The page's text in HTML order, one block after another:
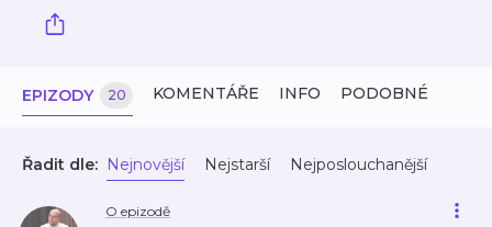
EPIZODY 20 KOMENTÁŘE INFO PODOBNÉ
Řadit dle: Nejnovější Nejstarší Nejposlouchanější
O epizodě